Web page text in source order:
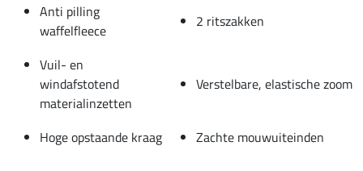
Anti pilling
waffelfleece
2 ritszakken
Vuil- en
windafstotend
materialinzetten
Verstelbare, elastische zoom
Hoge opstaande kraag Zachte mouwuiteinden